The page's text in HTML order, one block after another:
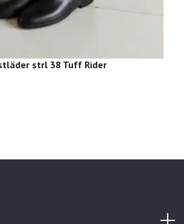
strl 38 Tuff Rider